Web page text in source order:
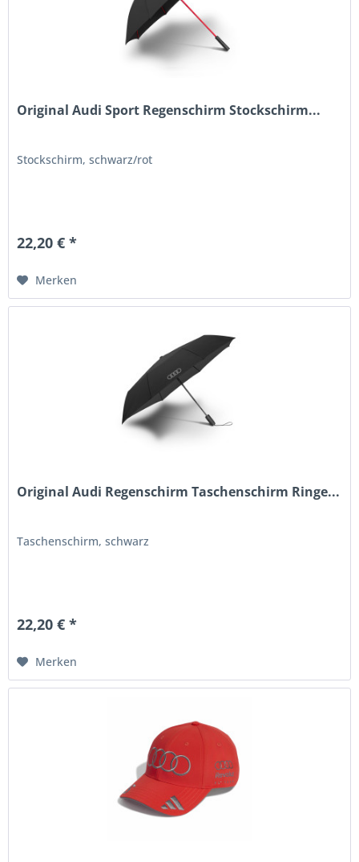
Original Audi Sport Regenschirm Stockschirm...
Stockschirm, schwarz/rot
22,20 € *
Merken
Original Audi Regenschirm Taschenschirm Ringe...
Taschenschirm, schwarz
22,20 € *
Merken